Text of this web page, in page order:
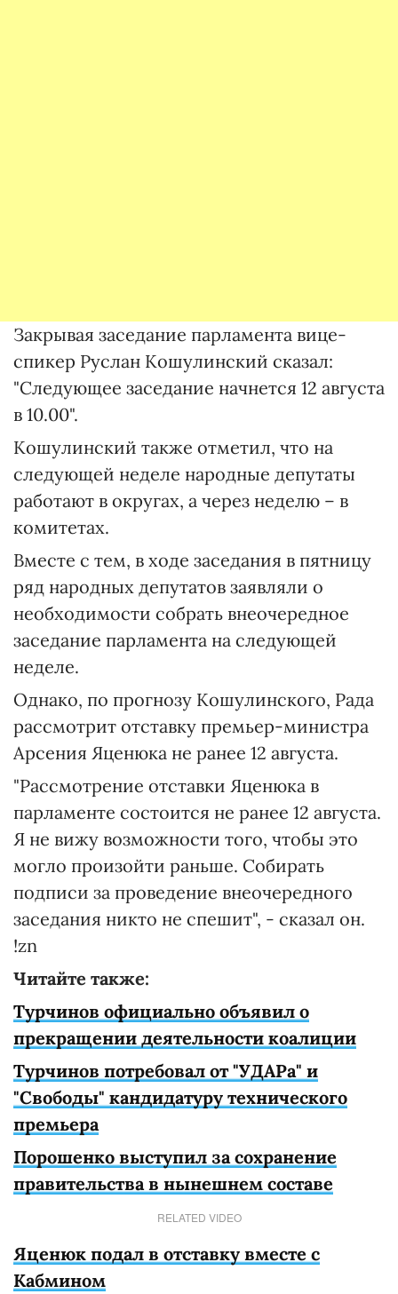
Закрывая заседание парламента вице-
спикер Руслан Кошулинский сказал:
"Следующее заседание начнется 12 августа
в 10.00".
Кошулинский также отметил, что на
следующей неделе народные депутаты
работают в округах, а через неделю – в
комитетах.
Вместе с тем, в ходе заседания в пятницу
ряд народных депутатов заявляли о
необходимости собрать внеочередное
заседание парламента на следующей
неделе.
Однако, по прогнозу Кошулинского, Рада
рассмотрит отставку премьер-министра
Арсения Яценюка не ранее 12 августа.
"Рассмотрение отставки Яценюка в
парламенте состоится не ранее 12 августа.
Я не вижу возможности того, чтобы это
могло произойти раньше. Собирать
подписи за проведение внеочередного
заседания никто не спешит", - сказал он.
!zn
Читайте также:
Турчинов официально объявил о
прекращении деятельности коалиции
Турчинов потребовал от "УДАРа" и
"Свободы" кандидатуру технического
премьера
Порошенко выступил за сохранение
правительства в нынешнем составе
RELATED VIDEO
Яценюк подал в отставку вместе с
Кабмином